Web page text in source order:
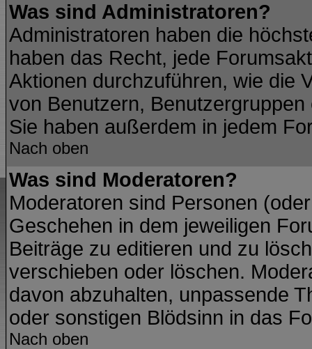
Was sind Administratoren?
Administratoren haben die
haben das Recht, jede
Aktionen durchzuführen, wie die
von Benutzern,
Sie haben außerdem in jedem
Nach oben
Was sind Moderatoren?
Moderatoren sind Personen
Geschehen in dem jeweiligen
Beiträge zu editieren und zu
verschieben oder löschen.
davon abzuhalten, unpassende
oder sonstigen Blödsinn in das
Nach oben